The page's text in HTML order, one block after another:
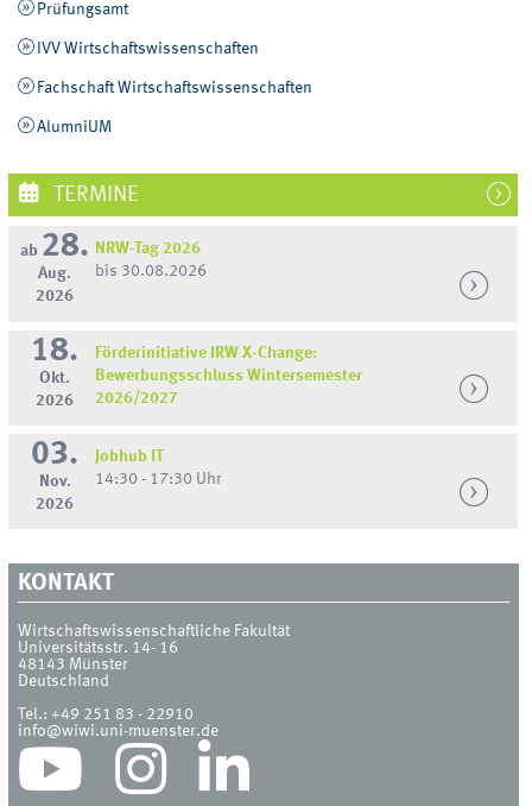
Prüfungsamt
IVV Wirtschaftswissenschaften
Fachschaft Wirtschaftswissenschaften
AlumniUM
TERMINE
ab 28.
Aug.
2026
NRW-Tag 2026
bis 30.08.2026
18.
Okt.
2026
Förderinitiative IRW X-Change:
Bewerbungsschluss Wintersemester
2026/2027
03.
Nov.
2026
Jobhub IT
14:30 - 17:30 Uhr
KONTAKT
Wirtschaftswissenschaftliche Fakultät
Universitätsstr. 14- 16
48143 Münster
Deutschland
Tel.:+49 251 83 - 22910
info@wiwi.uni-muenster.de